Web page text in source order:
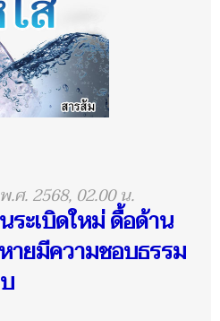
ศ. 2568, 02.00 น.
ะเบิดใหม่ ดื้อด้าน
ายมีความชอบธรรม